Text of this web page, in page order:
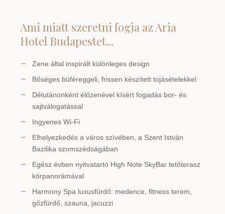
Ami miatt szeretni fogja az Aria
Hotel Budapestet...
Zene által inspirált különleges design
Bőséges büféreggeli, frissen készített tojásételekkel
Délutánonként élőzenével kísért fogadás bor- és
sajtválogatással
Ingyenes Wi-Fi
Elhelyezkedés a város szívében, a Szent István
Bazilika szomszédságában
Egész évben nyitvatartó High Note SkyBar tetőterasz
körpanorámával
Harmony Spa luxusfürdő: medence, fitness terem,
gőzfürdő, szauna, jacuzzi